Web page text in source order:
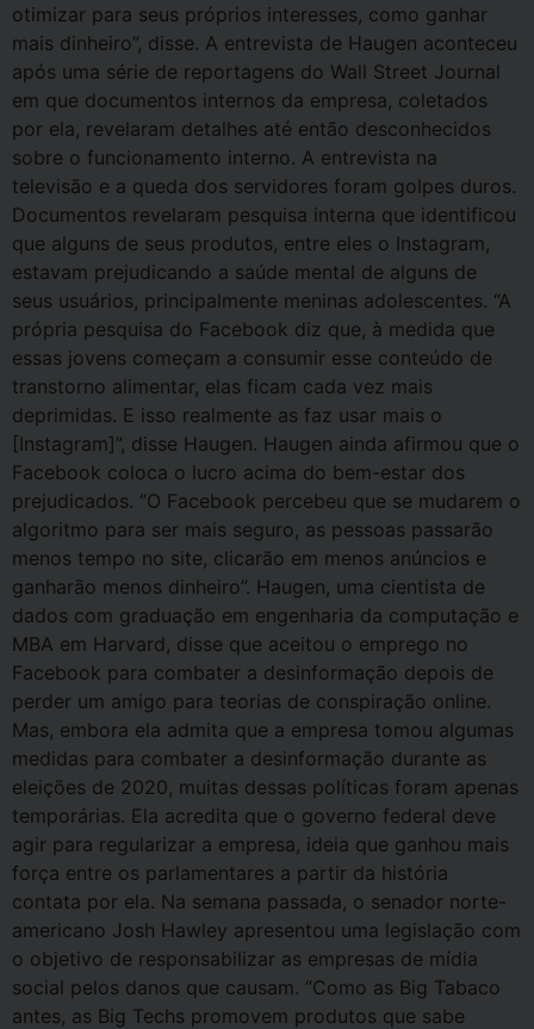
otimizar para seus próprios interesses, como ganhar
mais dinheiro”, disse. A entrevista de Haugen aconteceu
após uma série de reportagens do Wall Street Journal
em que documentos internos da empresa, coletados
por ela, revelaram detalhes até então desconhecidos
sobre o funcionamento interno. A entrevista na
televisão e a queda dos servidores foram golpes duros.
Documentos revelaram pesquisa interna que identificou
que alguns de seus produtos, entre eles o Instagram,
estavam prejudicando a saúde mental de alguns de
seus usuários, principalmente meninas adolescentes. “A
própria pesquisa do Facebook diz que, à medida que
essas jovens começam a consumir esse conteúdo de
transtorno alimentar, elas ficam cada vez mais
deprimidas. E isso realmente as faz usar mais o
[Instagram]”, disse Haugen. Haugen ainda afirmou que o
Facebook coloca o lucro acima do bem-estar dos
prejudicados. “O Facebook percebeu que se mudarem o
algoritmo para ser mais seguro, as pessoas passarão
menos tempo no site, clicarão em menos anúncios e
ganharão menos dinheiro”. Haugen, uma cientista de
dados com graduação em engenharia da computação e
MBA em Harvard, disse que aceitou o emprego no
Facebook para combater a desinformação depois de
perder um amigo para teorias de conspiração online.
Mas, embora ela admita que a empresa tomou algumas
medidas para combater a desinformação durante as
eleições de 2020, muitas dessas políticas foram apenas
temporárias. Ela acredita que o governo federal deve
agir para regularizar a empresa, ideia que ganhou mais
força entre os parlamentares a partir da história
contata por ela. Na semana passada, o senador norte-
americano Josh Hawley apresentou uma legislação com
o objetivo de responsabilizar as empresas de mídia
social pelos danos que causam. “Como as Big Tabaco
antes, as Big Techs promovem produtos que sabe